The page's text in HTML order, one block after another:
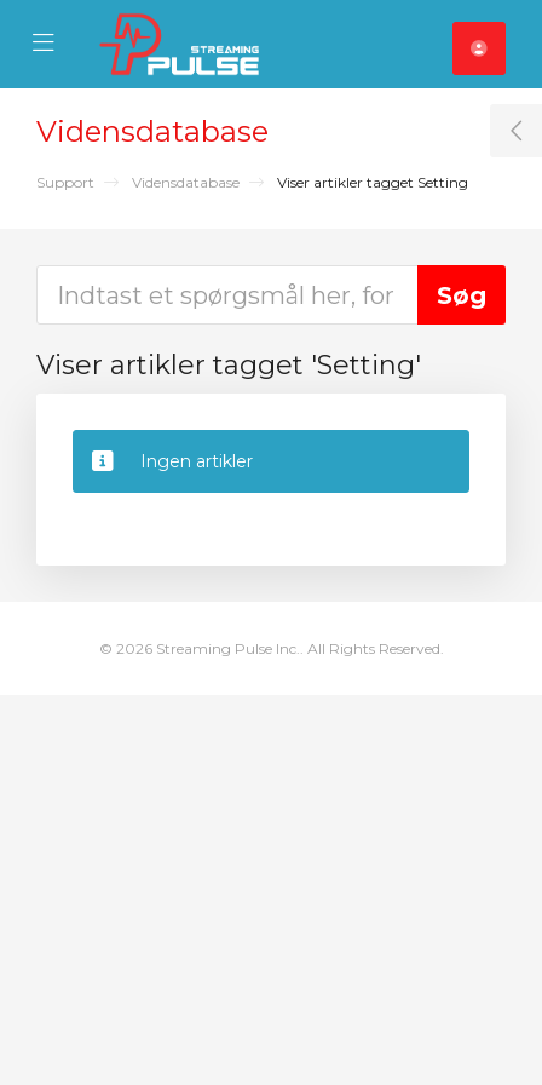
Mobile Menu
Mobile Menu
Vidensdatabase
Support Vidensdatabase Viser artikler tagget Setting
Viser artikler tagget 'Setting'
Ingen artikler
© 2026 Streaming Pulse Inc.. All Rights Reserved.